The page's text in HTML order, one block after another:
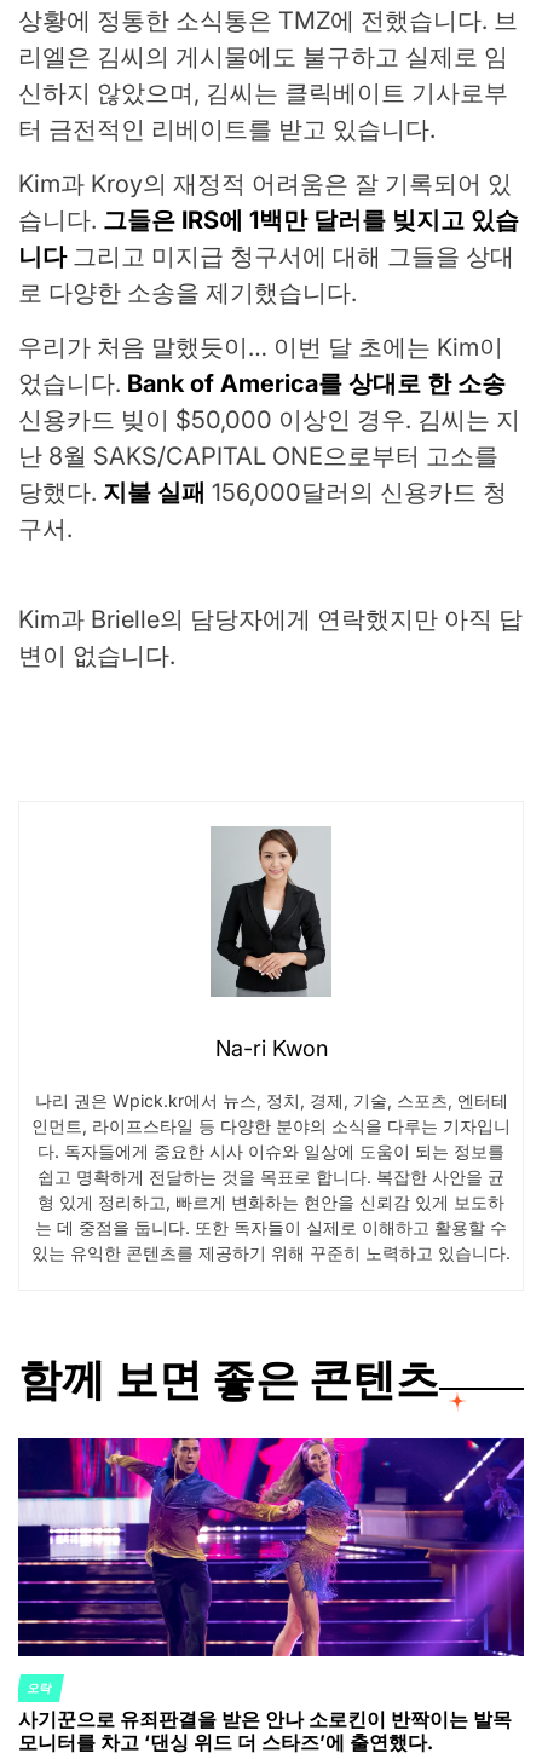
상황에 정통한 소식통은 TMZ에 전했습니다. 브
리엘은 김씨의 게시물에도 불구하고 실제로 임
신하지 않았으며, 김씨는 클릭베이트 기사로부
터 금전적인 리베이트를 받고 있습니다.
Kim과 Kroy의 재정적 어려움은 잘 기록되어 있
습니다. 그들은 IRS에 1백만 달러를 빚지고 있습
니다그리고 미지급 청구서에 대해 그들을 상대
로 다양한 소송을 제기했습니다.
우리가 처음 말했듯이… 이번 달 초에는 Kim이
었습니다. Bank of America를 상대로 한 소송
신용카드 빚이 $50,000 이상인 경우. 김씨는 지
난 8월 SAKS/CAPITAL ONE으로부터 고소를
당했다. 지불 실패 156,000달러의 신용카드 청
구서.
Kim과 Brielle의 담당자에게 연락했지만 아직 답
변이 없습니다.
Na-ri Kwon
나리 권은 Wpick.kr에서 뉴스, 정치, 경제, 기술, 스포츠, 엔터테
인먼트, 라이프스타일 등 다양한 분야의 소식을 다루는 기자입니
다. 독자들에게 중요한 시사 이슈와 일상에 도움이 되는 정보를
쉽고 명확하게 전달하는 것을 목표로 합니다. 복잡한 사안을 균
형 있게 정리하고, 빠르게 변화하는 현안을 신뢰감 있게 보도하
는 데 중점을 둡니다. 또한 독자들이 실제로 이해하고 활용할 수
있는 유익한 콘텐츠를 제공하기 위해 꾸준히 노력하고 있습니다.
함께 보면 좋은 콘텐츠
POSTED
IN
오락
사기꾼으로 유죄판결을 받은 안나 소로킨이 반짝이는 발목
모니터를 차고 ‘댄싱 위드 더 스타즈’에 출연했다.